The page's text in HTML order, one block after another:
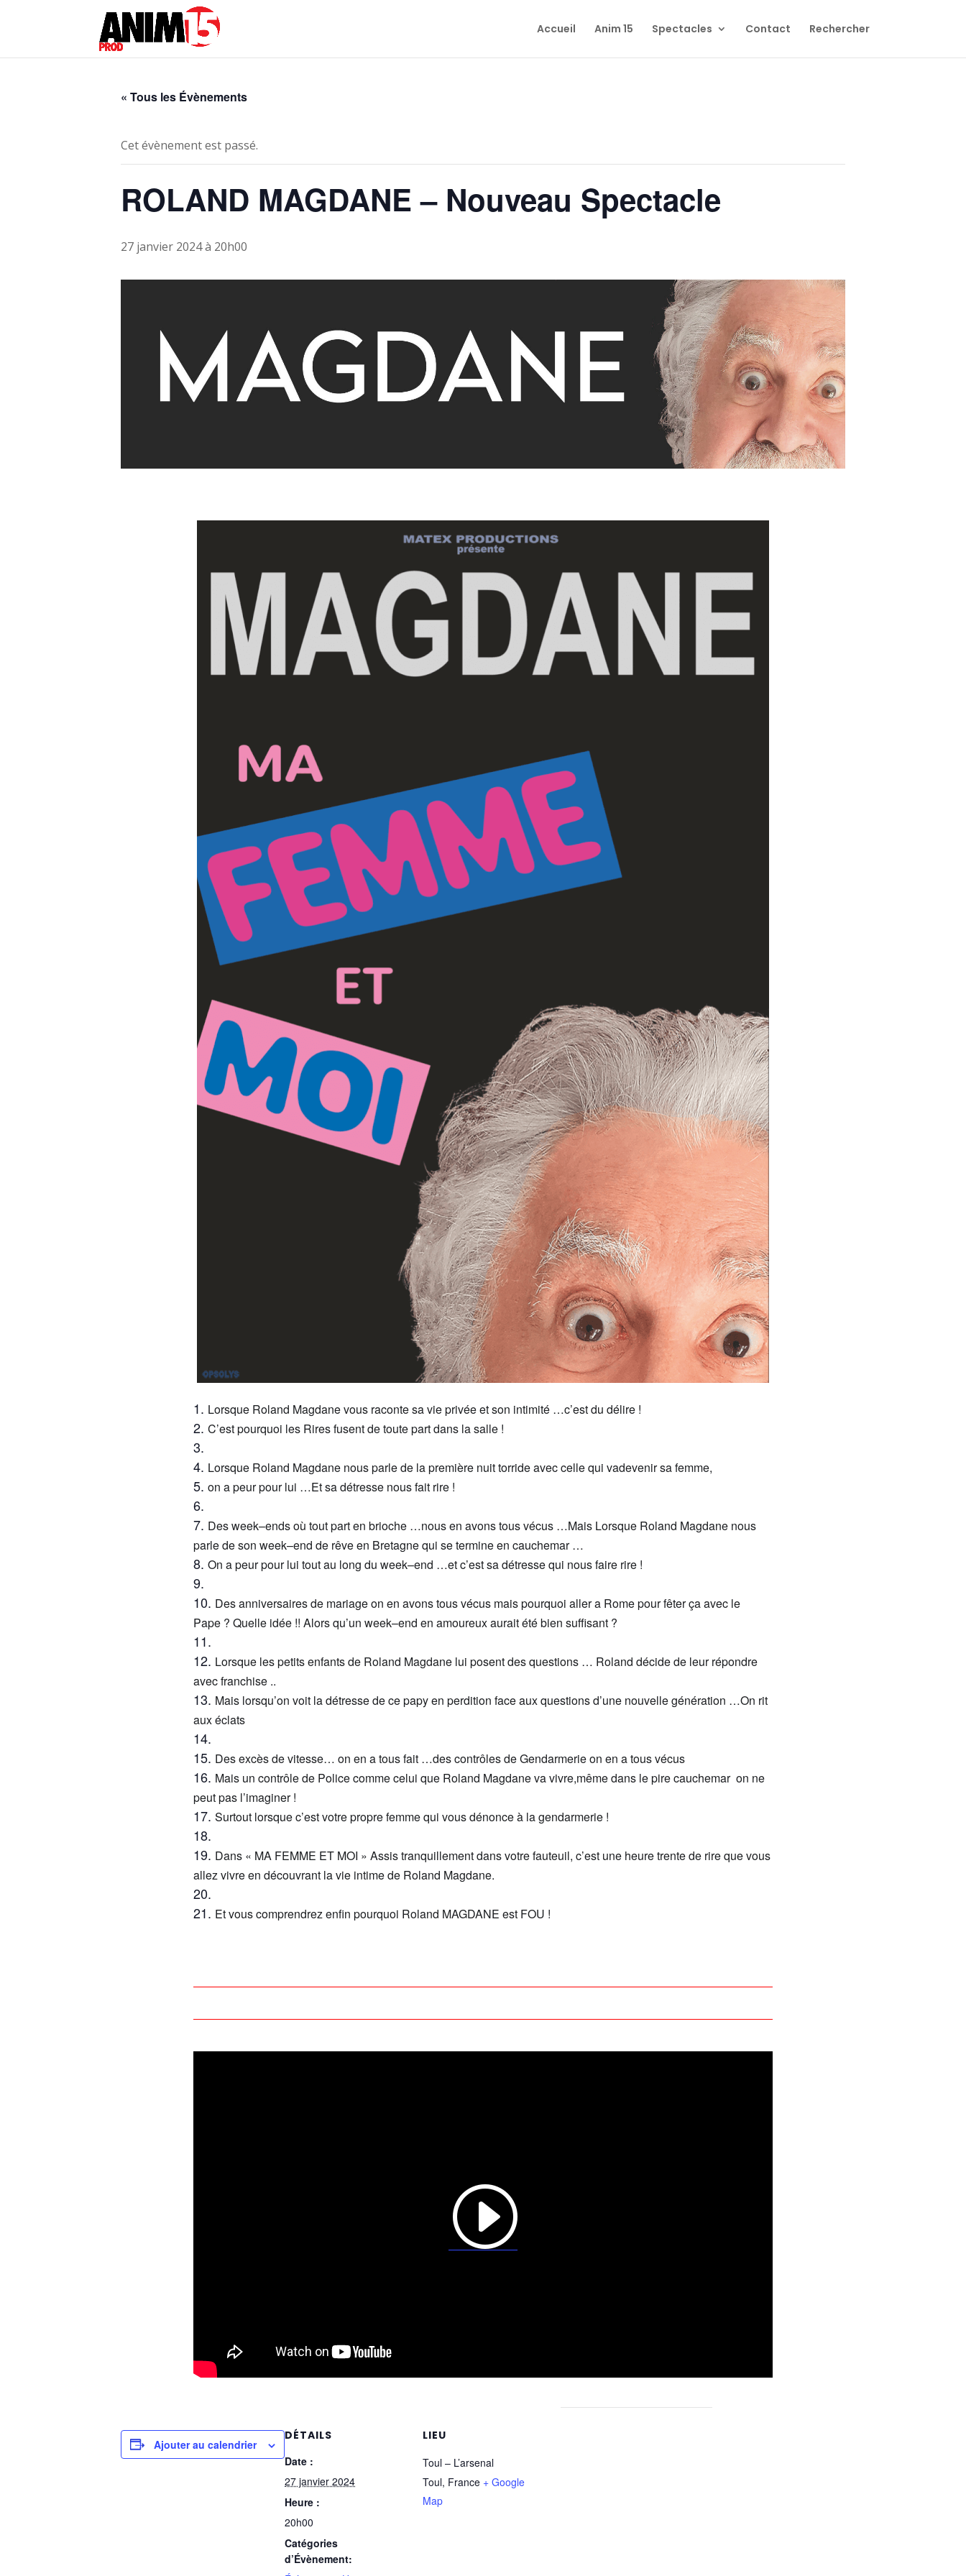
Accueil Anim 15 Spectacles Contact Rechercher
« Tous les Évènements
Cet évènement est passé.
ROLAND MAGDANE – Nouveau Spectacle
27 janvier 2024 à 20h00
Lorsque Roland Magdanevous racontesa vie privéeet son intimité …c’estdu délire !
C’est pourquoi les Rires fusent de toute part dans la salle!
Lorsque Roland Magdane nous parle de lapremière nuit torride aveccellequi vadevenirsa femme,
on a peur pour lui …Etsa détresse nous fait rire !
Desweek–endsoù tout part en brioche …nous en avons tous vécus …Mais Lorsque Roland Magdane nous
parle deson week–end de rêve en Bretagne qui se termine en cauchemar…
On a peurpour lui tout au long du week–end …et c’est sa détressequi nous faire rire !
Desanniversairesde mariage on en avonstous vécus mais pourquoi alleraRomepour fêterça avec le
Pape? Quelle idée !! Alors qu’un week–end en amoureux aurait été bien suffisant ?
Lorsque les petits enfantsde Roland Magdanelui posentdesquestions … Roland décidede leur répondre
avec franchise..
Mais lorsqu’on voit la détressede ce papy en perdition face aux questionsd’une nouvelle génération …On rit
auxéclats
Des excèsde vitesse… on en a tous fait …descontrôlesdeGendarmerie on en atous vécus
Mais un contrôle de Policecomme celui que Roland Magdanevavivre,mêmedans le pirecauchemar on ne
peutpas l’imaginer !
Surtout lorsque c’estvotrepropre femme qui vous dénonceàla gendarmerie!
Dans « MA FEMME ET MOI » Assistranquillementdans votre fauteuil, c’est une heure trente de rireque vous
allez vivreen découvrant la vie intime de Roland Magdane.
Et vous comprendrez enfin pourquoi Roland MAGDANE est FOU !
Ajouter au calendrier
DÉTAILS
Date :
27 janvier 2024
Heure :
20h00
Catégories
d’Évènement:
LIEU
Toul – L’arsenal
Toul, France + Google
Map